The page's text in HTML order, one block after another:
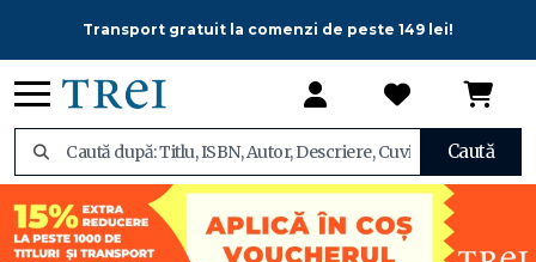
Transport gratuit la comenzi de peste 149 lei!
Caută